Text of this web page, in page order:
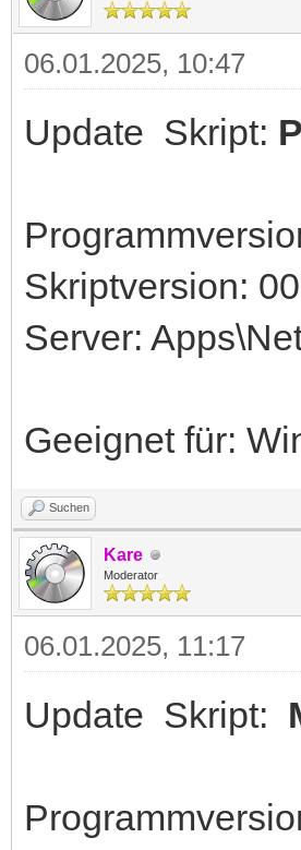
06.01.2025, 10:47
Update Skript:
Skriptversion:
Server:
Geeignet für:
Suchen
Kare
Moderator
06.01.2025, 11:17
Update Skript: